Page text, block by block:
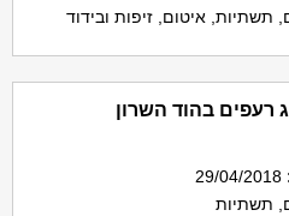
תשתיות, איטום, זיפות ובידוד
רעפים בהוד השרון
תשתיות